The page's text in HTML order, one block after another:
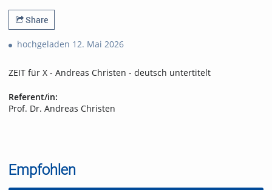
Share
hochgeladen 12. Mai 2026
ZEIT für X - Andreas Christen - deutsch untertitelt
Referent/in:
Prof. Dr. Andreas Christen
Empfohlen